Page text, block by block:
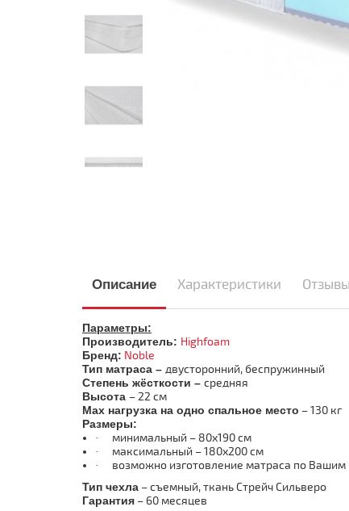
Описание Характеристики
Параметры:
Производитель: Highfoam
Бренд: Noble
Тип матраса – двусторонний, беспружинный
Степень жёсткости – средняя
Высота – 22 см
Max нагрузка на одно спальное место – 130 кг
Размеры:
· минимальный – 80х190 см
· максимальный – 180х200 см
· возможно изготовление матраса по
Тип чехла – съемный, тканьСтрейч Сильверо
Гарантия – 60 месяцев